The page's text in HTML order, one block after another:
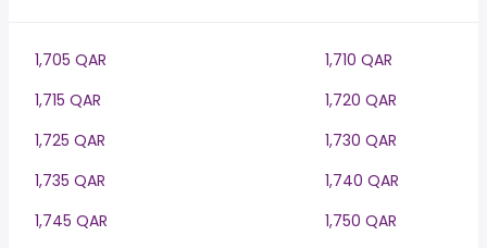
1,705 QAR
1,710 QAR
1,715 QAR
1,720 QAR
1,725 QAR
1,730 QAR
1,735 QAR
1,740 QAR
1,745 QAR
1,750 QAR